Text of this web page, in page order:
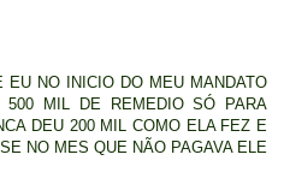
NO INICIO DO MEU MANDATO
MIL DE REMEDIO SÓ PARA
DEU 200 MIL COMO ELA FEZ E
NO MES QUE NÃO PAGAVA ELE